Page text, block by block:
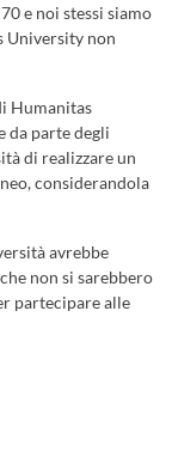
e noi stessi siamo
University non
Humanitas
da parte degli
di realizzare un
considerandola
avrebbe
non si sarebbero
partecipare alle